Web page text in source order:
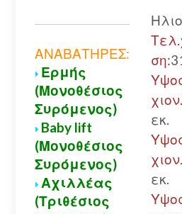
ΑΝΑΒΑΤΗΡΕΣ:
Ερμής
(Μονοθέσιος
Συρόμενος)
Baby lift
(Μονοθέσιος
Συρόμενος)
Αχιλλέας
(Τριθέσιος
ση:
εκ.
εκ.